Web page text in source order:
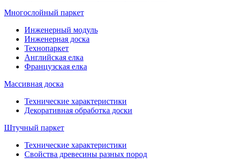
Многослойный паркет
Инженерный модуль
Инженерная доска
Технопаркет
Английская елка
Французская елка
Массивная доска
Технические характеристики
Декоративная обработка доски
Штучный паркет
Технические характеристики
Свойства древесины разных пород